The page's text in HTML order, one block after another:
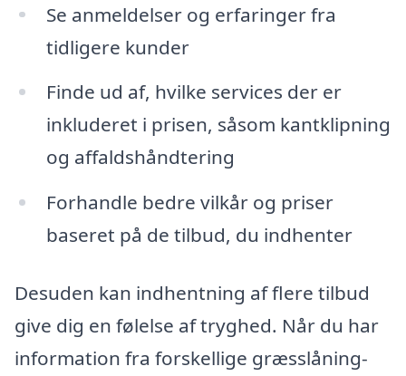
Se anmeldelser og erfaringer fra
tidligere kunder
Finde ud af, hvilke services der er
inkluderet i prisen, såsom kantklipning
og affaldshåndtering
Forhandle bedre vilkår og priser
baseret på de tilbud, du indhenter
Desuden kan indhentning af flere tilbud
give dig en følelse af tryghed. Når du har
information fra forskellige græsslåning-